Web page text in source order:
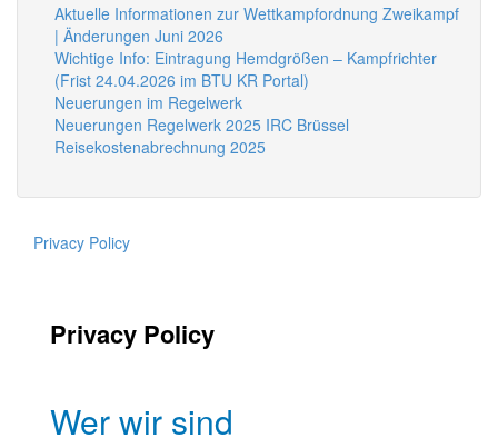
Aktuelle Informationen zur Wettkampfordnung Zweikampf
| Änderungen Juni 2026
Wichtige Info: Eintragung Hemdgrößen – Kampfrichter
(Frist 24.04.2026 im BTU KR Portal)
Neuerungen im Regelwerk
Neuerungen Regelwerk 2025 IRC Brüssel
Reisekostenabrechnung 2025
Privacy Policy
Privacy Policy
Wer wir sind